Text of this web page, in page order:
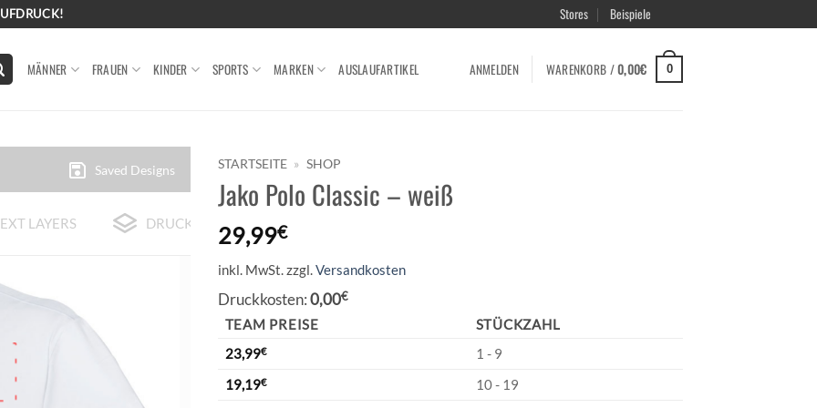
Stores Beispiele
MÄNNER FRAUEN KINDER SPORTS MARKEN AUSLAUFARTIKEL ANMELDEN WARENKORB /0,00€ 0
Saved Designs
LAYERS DRUCK-BEISPIELE
STARTSEITE » SHOP
Jako Polo Classic – weiß
29,99€
inkl. MwSt.zzgl.Versandkosten
Druckkosten:0,00€
TEAM PREISE
STÜCKZAHL
23,99€
1 - 9
19,19€
10 - 19